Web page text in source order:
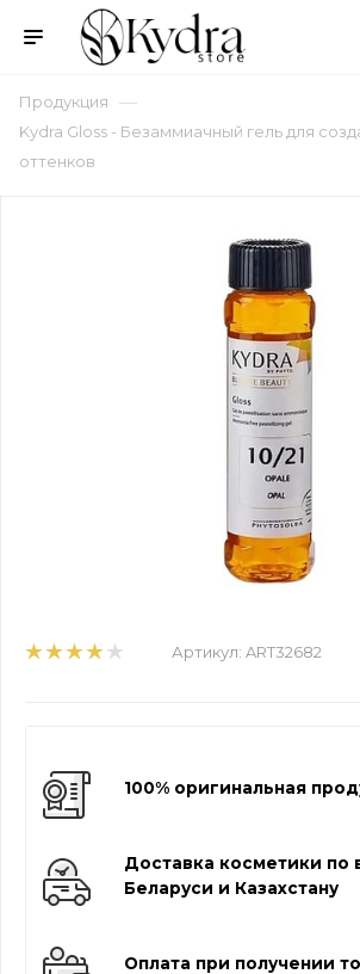
Продукция —
Kydra Gloss - Безаммиачный гель для
оттенков
Артикул: ART32682
100% оригинальная
Доставка косметики по
Беларуси и Казахстану
Оплата при получении